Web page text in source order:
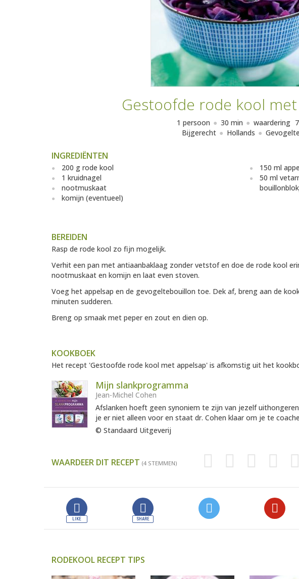
Gestoofde rode kool
1 persoon 30 min waardering
Bijgerecht
Hollands Gevogelte
INGREDIËNTEN
200 g rode kool
1 kruidnagel
nootmuskaat
komijn (eventueel)
150 ml
50 ml
BEREIDEN
Rasp de rode kool zo fijn mogelijk.
Verhit een pan met antiaanbaklaag zonder vetstof en doe de rode kool
nootmuskaat en komijn en laat even stoven.
Voeg het appelsap en de gevogeltebouillon toe. Dek af, breng aan de
minuten sudderen.
Breng op smaak met peper en zout en dien op.
KOOKBOEK
Het recept 'Gestoofde rode kool met appelsap' is afkomstig uit het
Mijn slankprogramma
Jean-Michel Cohen
Afslanken hoeft geen synoniem te zijn van jezelf
je er niet alleen voor en staat dr. Cohen klaar om je te
© Standaard Uitgeverij
WAARDEER DIT RECEPT (4 STEMMEN)
RODEKOOL RECEPT TIPS